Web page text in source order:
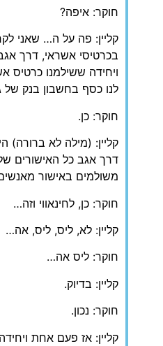
חוקר: איפה?
קליין: פה על ה… שאני
בכרטיסי אשראי, דרך
ויחידה ששילמנו כרטיס
לנו כסף בחשבון בנק של
חוקר: כן.
קליין: (מילה לא ברורה)
דרך אגב כל האישורים
משולמים באישור
חוקר: כן, לחינאווי וזה…
קליין: לא, ליס, ליס, אה…
חוקר: ליס אה…
קליין: בדיוק.
חוקר: נכון.
קליין: אז פעם אחת